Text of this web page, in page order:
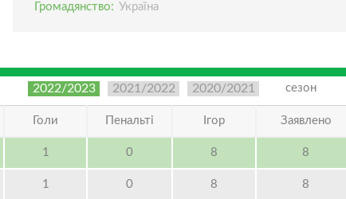
Громадянство: Україна
2022/2023 2021/2022 2020/2021 сезон
Голи Пенальті Ігор Заявлено
1 0 8 8
1 0 8 8